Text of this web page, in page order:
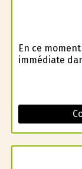
En ce
immédiate